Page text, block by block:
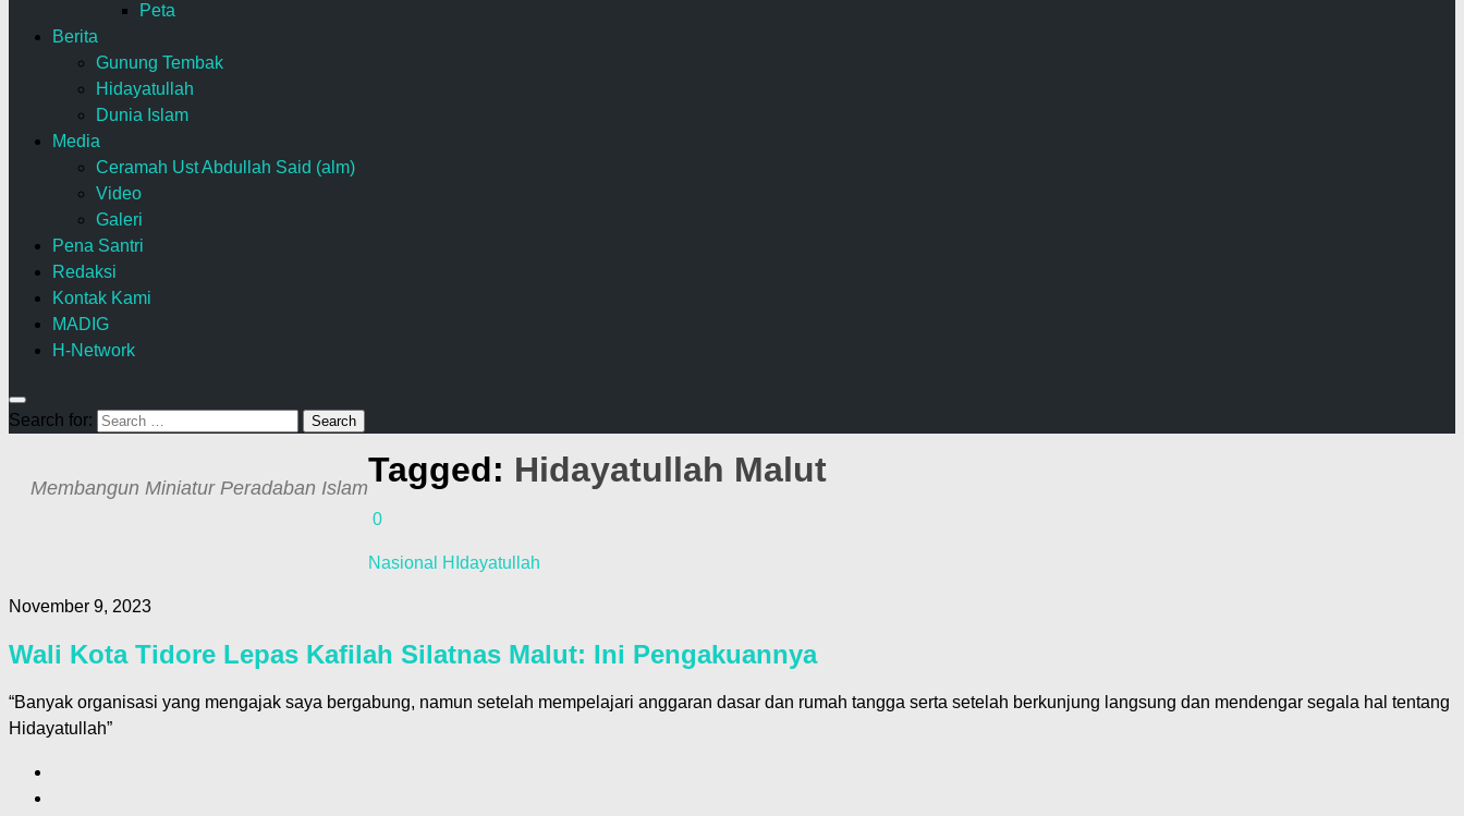
Peta
Berita
Gunung Tembak
Hidayatullah
Dunia Islam
Media
Ceramah Ust Abdullah Said (alm)
Video
Galeri
Pena Santri
Redaksi
Kontak Kami
MADIG
H-Network
Search for:
Membangun Miniatur Peradaban IslamTagged: Hidayatullah Malut
0
Nasional HIdayatullah
November 9, 2023
Wali Kota Tidore Lepas Kafilah Silatnas Malut: Ini Pengakuannya
“Banyak organisasi yang mengajak saya bergabung, namun setelah mempelajari anggaran dasar dan rumah tangga serta setelah berkunjung langsung dan mendengar segala hal tentang
Hidayatullah”